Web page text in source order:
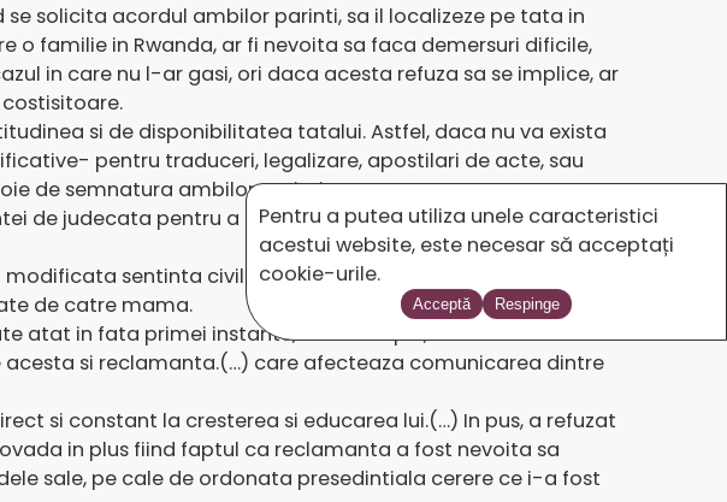
solicita acordul ambilor parinti, sa il localizeze pe tata in
o familie in Rwanda, ar fi nevoita sa faca demersuri dificile,
in care nu l-ar gasi, ori daca acesta refuza sa se implice, ar
si de disponibilitatea tatalui. Astfel, daca nu va exista
pentru traduceri, legalizare, apostilari de acte, sau
de semnatura ambilor parinti.
de judecata pentru a obtine dreptul de a veni cu minorul in
sentinta civila nr. 2088/2012 in sensul ca s-a dispus
de catre mama.
atat in fata primei instante, cat si in apel, se contureaza
si reclamanta.(…) care afecteaza comunicarea dintre
si constant la cresterea si educarea lui.(…) In pus, a refuzat
in plus fiind faptul ca reclamanta a fost nevoita sa
sale, pe cale de ordonata presedintiala cerere ce i-a fost
Pentru a putea utiliza unele caracteristici
acestui website, este necesar să acceptați
cookie-urile.
Acceptă Respinge